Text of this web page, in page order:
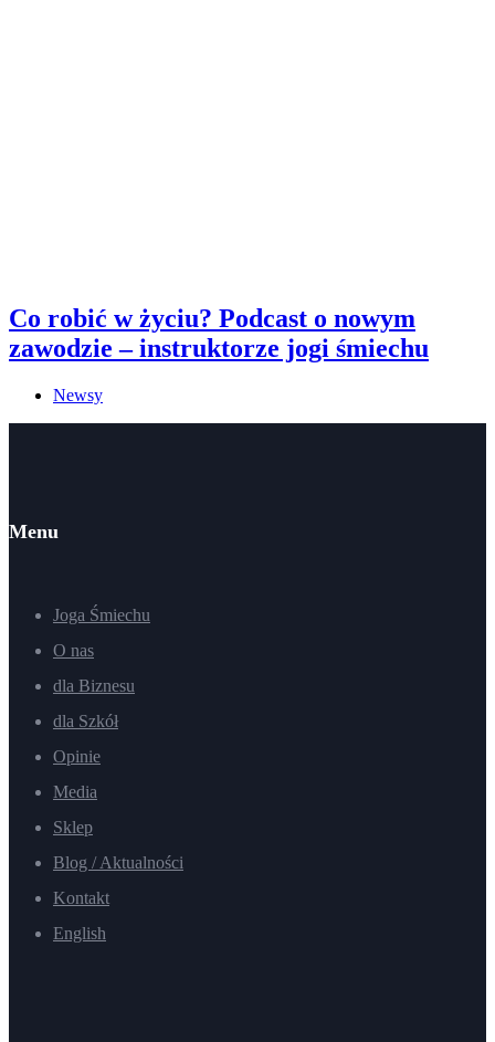
Co robić w życiu? Podcast o nowym
zawodzie – instruktorze jogi śmiechu
Newsy
Menu
Joga Śmiechu
O nas
dla Biznesu
dla Szkół
Opinie
Media
Sklep
Blog / Aktualności
Kontakt
English